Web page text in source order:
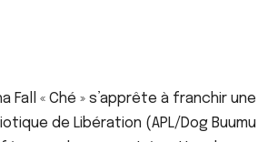
« Ché » s’apprête à franchir une
de Libération (APL/Dog Buumu